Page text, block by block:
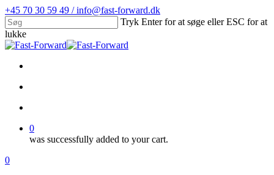
Skip
to
main
content
+45 70 30 59 49 / info@fast-forward.dk
Tryk Enter for at søge eller ESC for at
lukke
Close
0
was successfully added to your cart.
Menu
search
account
0